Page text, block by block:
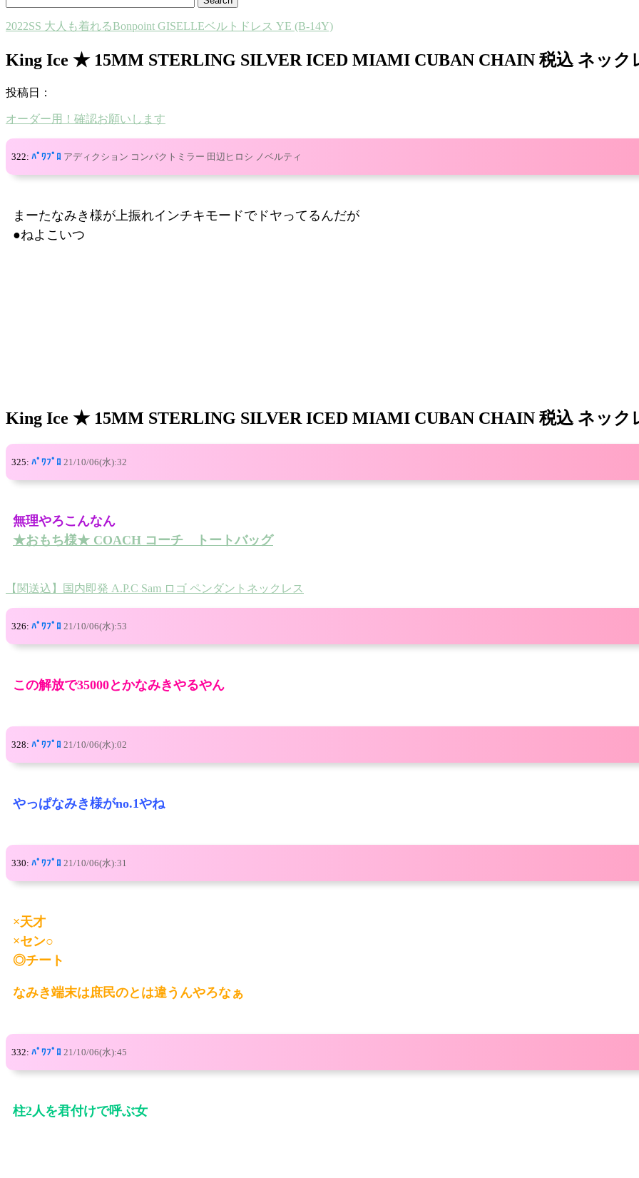
2022SS 大人も着れるBonpoint GISELLEベルトドレス YE (B-14Y)
King Ice ★ 15MM STERLING SILVER ICED MIAMI CUBAN CHAIN 税込 ネック
投稿日：
オーダー用！確認お願いします
322: ﾊﾟﾜﾌﾟﾛ アディクション コンパクトミラー 田辺ヒロシ ノベルティ
まーたなみき様が上振れインチキモードでドヤってるんだが
●ねよこいつ
King Ice ★ 15MM STERLING SILVER ICED MIAMI CUBAN CHAIN 税込 ネック
325: ﾊﾟﾜﾌﾟﾛ 21/10/06(水):32
無理やろこんなん
★おもち様★ COACH コーチ トートバッグ
【関送込】国内即発 A.P.C Sam ロゴ ペンダントネックレス
326: ﾊﾟﾜﾌﾟﾛ 21/10/06(水):53
この解放で35000とかなみきやるやん
328: ﾊﾟﾜﾌﾟﾛ 21/10/06(水):02
やっぱなみき様がno.1やね
330: ﾊﾟﾜﾌﾟﾛ 21/10/06(水):31
×天才
×セン○
◎チート
なみき端末は庶民のとは違うんやろなぁ
332: ﾊﾟﾜﾌﾟﾛ 21/10/06(水):45
柱2人を君付けで呼ぶ女